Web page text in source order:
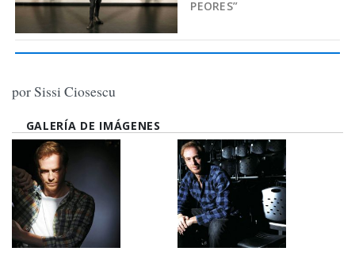
PEORES”
por Sissi Ciosescu
GALERÍA DE IMÁGENES